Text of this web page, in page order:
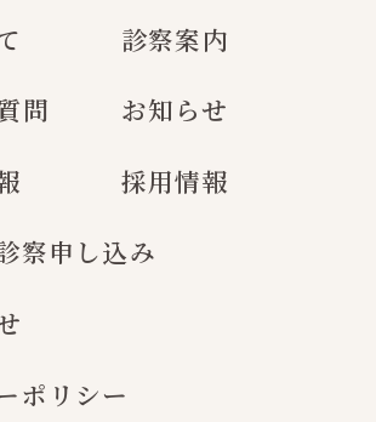
診察案内
問
お知らせ
採用情報
察申し込み
ポリシー